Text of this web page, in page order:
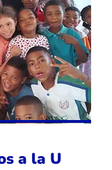
a la U